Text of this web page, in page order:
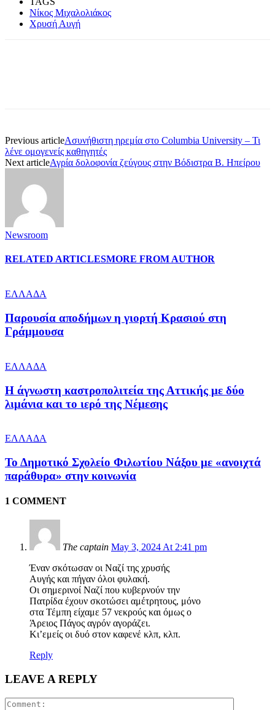
Νίκος Μιχαλολιάκος
Χρυσή Αυγή
Previous articleΑσυνήθιστη ηρεμία στο Columbia University – Τι
λένε ομογενείς καθηγητές
Next articleΑγρία δολοφονία ζεύγους στην Βόδιστρα Β. Ηπείρου
Newsroom
RELATED ARTICLESMORE FROM AUTHOR
ΕΛΛΑΔΑ
Παρουσία αποδήμων η γιορτή Κρασιού στη
Γράμμουσα
ΕΛΛΑΔΑ
Η άγνωστη καστροπολιτεία της Αττικής με δύο
λιμάνια και το ιερό της Νέμεσης
ΕΛΛΑΔΑ
Το Δημοτικό Σχολείο Φιλωτίου Νάξου με «ανοιχτά
παράθυρα» στην κοινωνία
1 COMMENT
The captain May 3, 2024 At 2:41 pm
Έναν σκότωσαν οι Ναζί της χρυσής
Αυγής και πήγαν όλοι φυλακή.
Οι σημερινοί Ναζί που κυβερνούν την
Πατρίδα έχουν σκοτώσει αμέτρητους, μόνο
στα Τέμπη είχαμε 57 νεκρούς και όμως ο
Άρειος Πάγος αγρόν αγοράζει.
Κι’εμείς οι δυό στον καφενέ κλπ, κλπ.
Reply
LEAVE A REPLY